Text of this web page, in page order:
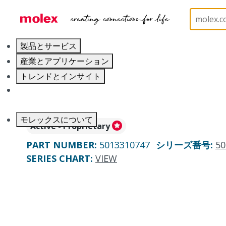
製品とサービス
産業とアプリケーション
トレンドとインサイト
モレックスについて
PCB / Wire Connectors
Active - Proprietary
PART NUMBER: 5013310747 シリーズ番号:
SERIES CHART: VIEW